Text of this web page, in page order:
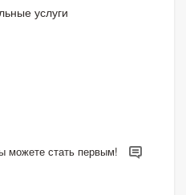
услуги
можете стать первым!